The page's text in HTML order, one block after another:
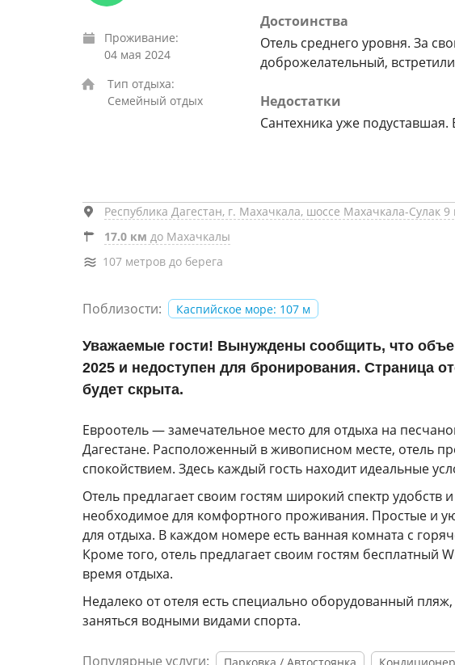
Проживание:
04 мая 2024
Тип отдыха:
Семейный отдых
Достоинства
Отель среднего уровня. За
доброжелательный,
Недостатки
Сантехника уже
Республика Дагестан, г. Махачкала, шоссе Махачкала-Сулак 9
17.0 км до Махачкалы
107 метров до берега
Поблизости: Каспийское море: 107 м
Уважаемые гости! Вынуждены сообщить, что
2025 и недоступен для бронирования. Страница
будет скрыта.
Евроотель — замечательное место для отдыха на
Дагестане. Расположенный в живописном месте, отель
спокойствием. Здесь каждый гость находит идеальные
Отель предлагает своим гостям широкий спектр удобств
необходимое для комфортного проживания. Простые и
для отдыха. В каждом номере есть ванная комната с
Кроме того, отель предлагает своим гостям бесплатный
время отдыха.
Недалеко от отеля есть специально оборудованный
заняться водными видами спорта.
Популярные услуги: Парковка / Автостоянка Кондиционер